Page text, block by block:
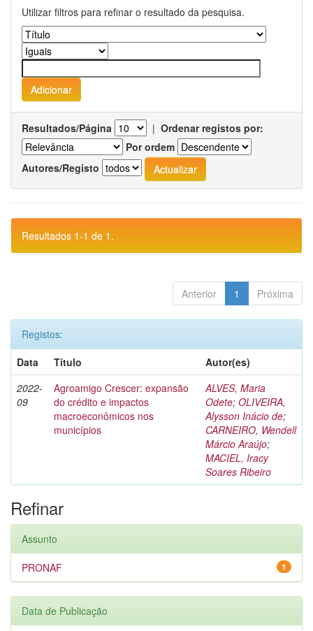
Utilizar filtros para refinar o resultado da pesquisa.
Resultados/Página | Ordenar registos por:
Por ordem
Autores/Registo
Resultados 1-1 de 1.
Anterior 1 Próxima
Registos:
Data
Título
Autor(es)
2022-
09
Agroamigo Crescer: expansão
do crédito e impactos
macroeconômicos nos
municípios
ALVES, Maria
Odete; OLIVEIRA,
Alysson Inácio de;
CARNEIRO, Wendell
Márcio Araújo;
MACIEL, Iracy
Soares Ribeiro
Refinar
Assunto
1
PRONAF
Data de Publicação